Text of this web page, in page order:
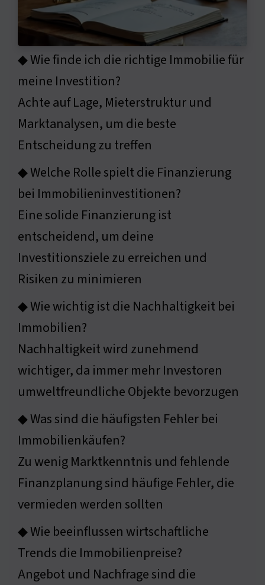
◆ Wie finde ich die richtige Immobilie für
meine Investition?
Achte auf Lage, Mieterstruktur und
Marktanalysen, um die beste
Entscheidung zu treffen
◆ Welche Rolle spielt die Finanzierung
bei Immobilieninvestitionen?
Eine solide Finanzierung ist
entscheidend, um deine
Investitionsziele zu erreichen und
Risiken zu minimieren
◆ Wie wichtig ist die Nachhaltigkeit bei
Immobilien?
Nachhaltigkeit wird zunehmend
wichtiger, da immer mehr Investoren
umweltfreundliche Objekte bevorzugen
◆ Was sind die häufigsten Fehler bei
Immobilienkäufen?
Zu wenig Marktkenntnis und fehlende
Finanzplanung sind häufige Fehler, die
vermieden werden sollten
◆ Wie beeinflussen wirtschaftliche
Trends die Immobilienpreise?
Angebot und Nachfrage sind die